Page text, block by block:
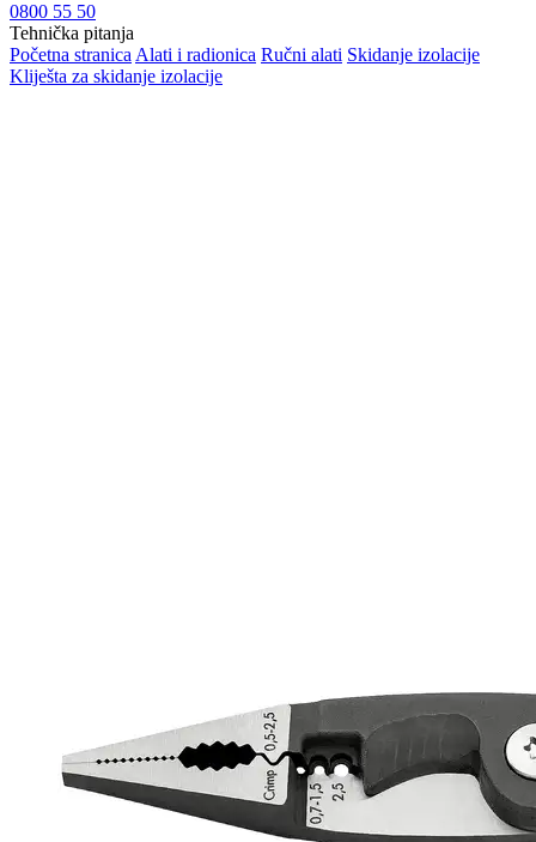
0800 55 50
Tehnička pitanja
Početna stranica Alati i radionica Ručni alati Skidanje izolacije
Kliješta za skidanje izolacije